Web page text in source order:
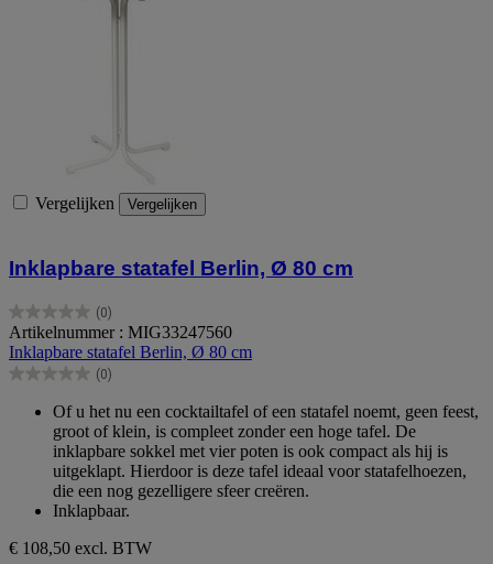
Vergelijken Vergelijken
Inklapbare statafel Berlin, Ø 80 cm
(0)
0.0
van
de
5
Artikelnummer : MIG33247560
Inklapbare statafel Berlin, Ø 80 cm
(0)
0.0
sterren.
Of u het nu een cocktailtafel of een statafel noemt, geen feest,
groot of klein, is compleet zonder een hoge tafel. De
inklapbare sokkel met vier poten is ook compact als hij is
uitgeklapt. Hierdoor is deze tafel ideaal voor statafelhoezen,
die een nog gezelligere sfeer creëren.
Inklapbaar.
€ 108,50 excl. BTW